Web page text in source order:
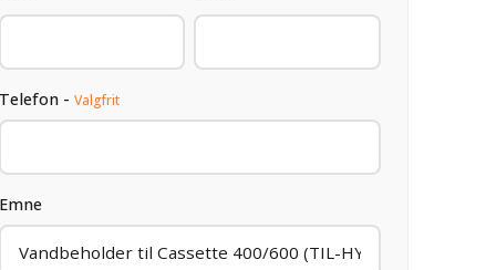
- Valgfrit